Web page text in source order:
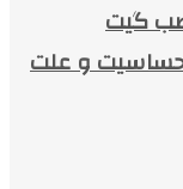
گیت
حساسیت و علت